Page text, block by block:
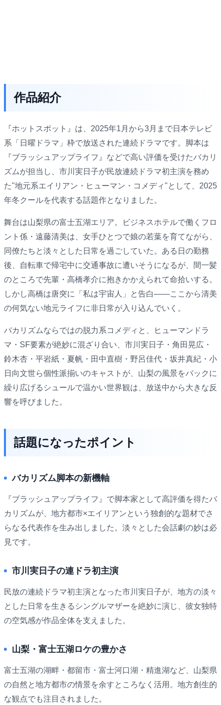
作品紹介
『ホットスポット』は、2025年1月から3月まで日本テレビ
系「日曜ドラマ」枠で放送された連続ドラマです。脚本は
『ブラッシュアップライフ』などで高い評価を受けたバカリ
ズムが担当し、市川実日子が民放連続ドラマ初主演を務め
た"地元系エイリアン・ヒューマン・コメディ"として、2025
年冬クールを代表する話題作となりました。
舞台は山梨県の富士五湖エリア。ビジネスホテルで働くフロ
ント係・遠藤清美は、女手ひとつで娘の若葉を育てながら、
同僚たちと淡々とした日常を過ごしていた。ある日の勤務
後、自転車で帰宅中に交通事故に遭いそうになるが、間一髪
のところで先輩・高橋孝介に抱きかかえられて命拾いする。
しかし高橋は唐突に「私は宇宙人」と告白——ここから清美
の何気ない地元ライフに非日常が入り込んでいく。
バカリズムならではの脱力系コメディと、ヒューマンドラ
マ・SF要素が絶妙に混ざり合い、市川実日子・角田晃広・
鈴木杏・平岩紙・夏帆・田中直樹・野呂佳代・坂井真紀・小
日向文世ら個性派揃いのキャストが、山梨の風景をバックに
繰り広げるシュールで温かい世界観は、放送中から大きな反
響を呼びました。
話題になったポイント
バカリズム脚本の新機軸
『ブラッシュアップライフ』で脚本家として高評価を得たバ
カリズムが、地方都市×エイリアンという独創的な題材でさ
らなる代表作を生み出しました。淡々とした会話劇の妙は必
見です。
市川実日子の連ドラ初主演
民放の連続ドラマ初主演となった市川実日子が、地方の淡々
とした日常を生きるシングルマザーを絶妙に演じ、彼女独特
の空気感が作品全体を支えました。
山梨・富士五湖ロケの豊かさ
富士五湖の湖畔・都留市・富士河口湖・精進湖など、山梨県
の自然と地方都市の情景を余すところなく活用。地方創生的
な観点でも注目されました。